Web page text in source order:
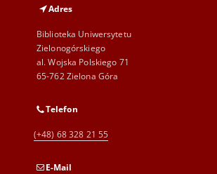
Adres
Biblioteka Uniwersytetu
Zielonogórskiego
al. Wojska Polskiego 71
65-762 Zielona Góra
Telefon
(+48) 68 328 21 55
E-Mail